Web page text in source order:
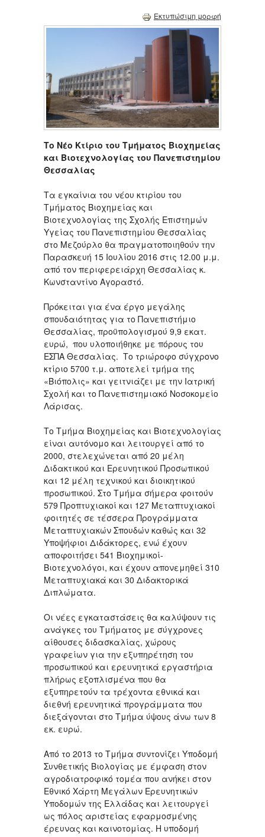
Εκτυπώσιμη μορφή
Το Νέο Κτίριο του Τμήματος Βιοχημείας
και Βιοτεχνολογίας του Πανεπιστημίου
Θεσσαλίας
Τα εγκαίνια του νέου κτιρίου του
Τμήματος Βιοχημείας και
Βιοτεχνολογίας της Σχολής Επιστημών
Υγείας του Πανεπιστημίου Θεσσαλίας
στο Μεζούρλο θα πραγματοποιηθούν την
Παρασκευή 15 Ιουλίου 2016 στις 12.00 μ.μ.
από τον περιφερειάρχη Θεσσαλίας κ.
Κωνσταντίνο Αγοραστό.
Πρόκειται για ένα έργο μεγάλης
σπουδαιότητας για το Πανεπιστήμιο
Θεσσαλίας, προϋπολογισμού 9,9 εκατ.
ευρώ, που υλοποιήθηκε με πόρους του
ΕΣΠΑ Θεσσαλίας. Το τριώροφο σύγχρονο
κτίριο 5700 τ.μ. αποτελεί τμήμα της
«Βιόπολις» και γειτνιάζει με την Ιατρική
Σχολή και το Πανεπιστημιακό Νοσοκομείο
Λάρισας.
Το Τμήμα Βιοχημείας και Βιοτεχνολογίας
είναι αυτόνομο και λειτουργεί από το
2000, στελεχώνεται από 20 μέλη
Διδακτικού και Ερευνητικού Προσωπικού
και 12 μέλη τεχνικού και διοικητικού
προσωπικού. Στο Τμήμα σήμερα φοιτούν
579 Προπτυχιακοί και 127 Μεταπτυχιακοί
φοιτητές σε τέσσερα Προγράμματα
Μεταπτυχιακών Σπουδών καθώς και 32
Υποψήφιοι Διδάκτορες, ενώ έχουν
αποφοιτήσει 541 Βιοχημικοί-
Βιοτεχνολόγοι, και έχουν απονεμηθεί 310
Μεταπτυχιακά και 30 Διδακτορικά
Διπλώματα.
Οι νέες εγκαταστάσεις θα καλύψουν τις
ανάγκες του Τμήματος με σύγχρονες
αίθουσες διδασκαλίας, χώρους
γραφείων για την εξυπηρέτηση του
προσωπικού και ερευνητικά εργαστήρια
πλήρως εξοπλισμένα που θα
εξυπηρετούν τα τρέχοντα εθνικά και
διεθνή ερευνητικά προγράμματα που
διεξάγονται στο Τμήμα ύψους άνω των 8
εκ. ευρώ.
Από το 2013 το Τμήμα συντονίζει Υποδομή
Συνθετικής Βιολογίας με έμφαση στον
αγροδιατροφικό τομέα που ανήκει στον
Εθνικό Χάρτη Μεγάλων Ερευνητικών
Υποδομών της Ελλάδας και λειτουργεί
ως πόλος αριστείας εφαρμοσμένης
έρευνας και καινοτομίας. Η υποδομή